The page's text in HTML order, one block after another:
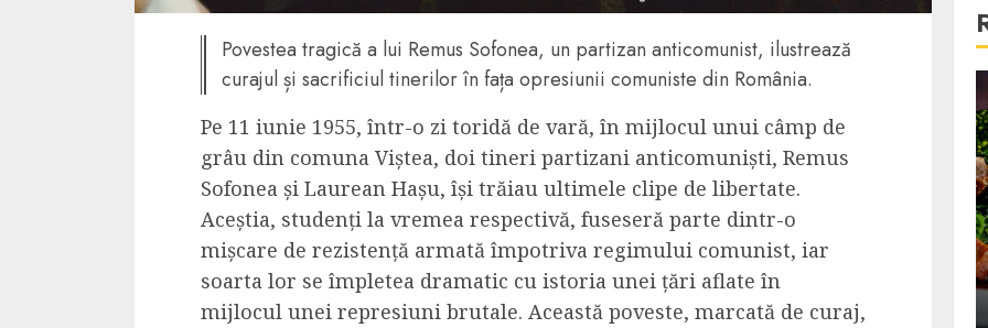
Povestea tragică a lui Remus Sofonea, un partizan anticomunist, ilustrează
curajul și sacrificiul tinerilor în fața opresiunii comuniste din România.
Pe 11 iunie 1955, într-o zi toridă de vară, în mijlocul unui câmp de
grâu din comuna Viștea, doi tineri partizani anticomuniști, Remus
Sofonea și Laurean Hașu, își trăiau ultimele clipe de libertate.
Aceștia, studenți la vremea respectivă, fuseseră parte dintr-o
mișcare de rezistență armată împotriva regimului comunist, iar
soarta lor se împletea dramatic cu istoria unei țări aflate în
mijlocul unei represiuni brutale. Această poveste, marcată de curaj,
Bucatar de ocazie
Cele mai delicioase retete
cu piept de curcan
ALEXANDRU S. MAY 24, 2023
Bucatar de ocazie
3 retete delicioase in care
carnea de rata e vedeta
incontestabila
ALEXANDRU S. NOVEMBER 29, 2023